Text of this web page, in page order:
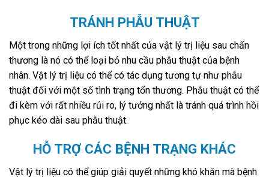
TRÁNH PHẪU THUẬT
Một trong những lợi ích tốt nhất của vật lý trị liệu sau chấn
thương là nó có thể loại bỏ nhu cầu phẫu thuật của bệnh
nhân. Vật lý trị liệu có thể có tác dụng tương tự như phẫu
thuật đối với một số tình trạng tổn thương. Phẫu thuật có thể
đi kèm với rất nhiều rủi ro, lý tưởng nhất là tránh quá trình hồi
phục kéo dài sau phẫu thuật.
HỖ TRỢ CÁC BỆNH TRẠNG KHÁC
Vật lý trị liệu có thể giúp giải quyết những khó khăn mà bệnh